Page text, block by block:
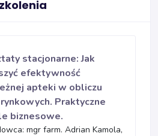
stacjonarne: Jak
efektywność
apteki w obliczu
Praktyczne
biznesowe.
mgr farm. Adrian Kamola,